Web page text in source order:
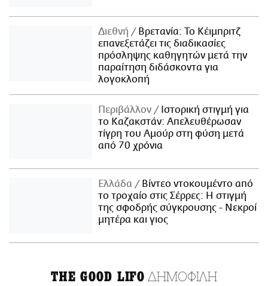
Διεθνή
Βρετανία: Το Κέιμπριτζ
επανεξετάζει τις διαδικασίες
πρόσληψης καθηγητών μετά την
παραίτηση διδάσκοντα για
λογοκλοπή
Περιβάλλον
Ιστορική στιγμή για
το Καζακστάν: Απελευθέρωσαν
τίγρη του Αμούρ στη φύση μετά
από 70 χρόνια
Ελλάδα
Βίντεο ντοκουμέντο από
το τροχαίο στις Σέρρες: Η στιγμή
της σφοδρής σύγκρουσης - Νεκροί
μητέρα και γιος
THE GOOD LIFO ΔΗΜΟΦΙΛΗ